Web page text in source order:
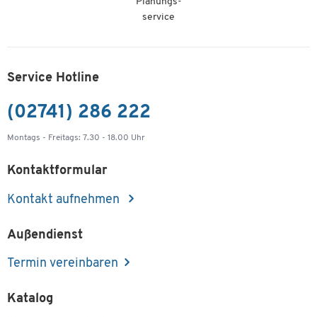
service
Service Hotline
(02741) 286 222
Montags - Freitags: 7.30 - 18.00 Uhr
Kontaktformular
Kontakt aufnehmen
Außendienst
Termin vereinbaren
Katalog